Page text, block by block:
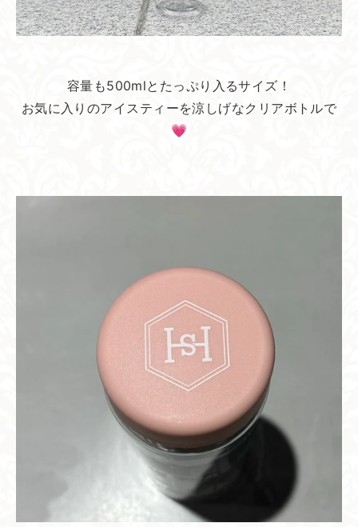
容量も500mlとたっぷり入るサイズ！
お気に入りのアイスティーを涼しげなクリアボトルで
💗